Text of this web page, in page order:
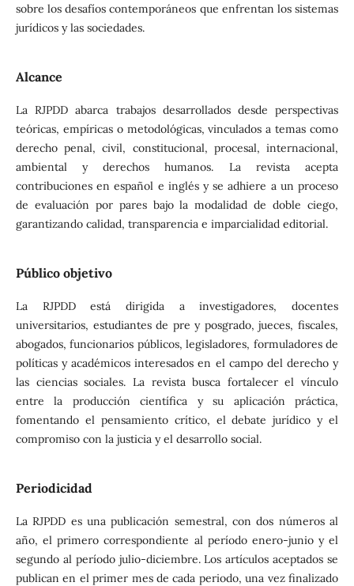
sobre los desafíos contemporáneos que enfrentan los sistemas
jurídicos y las sociedades.
Alcance
La RJPDD abarca trabajos desarrollados desde perspectivas
teóricas, empíricas o metodológicas, vinculados a temas como
derecho penal, civil, constitucional, procesal, internacional,
ambiental y derechos humanos. La revista acepta
contribuciones en español e inglés y se adhiere a un proceso
de evaluación por pares bajo la modalidad de doble ciego,
garantizando calidad, transparencia e imparcialidad editorial.
Público objetivo
La RJPDD está dirigida a investigadores, docentes
universitarios, estudiantes de pre y posgrado, jueces, fiscales,
abogados, funcionarios públicos, legisladores, formuladores de
políticas y académicos interesados en el campo del derecho y
las ciencias sociales. La revista busca fortalecer el vínculo
entre la producción científica y su aplicación práctica,
fomentando el pensamiento crítico, el debate jurídico y el
compromiso con la justicia y el desarrollo social.
Periodicidad
La RJPDD es una publicación semestral, con dos números al
año, el primero correspondiente al período enero-junio y el
segundo al período julio-diciembre. Los artículos aceptados se
publican en el primer mes de cada periodo, una vez finalizado